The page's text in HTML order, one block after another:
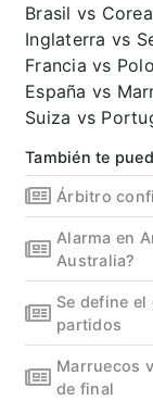
Brasil vs
Inglaterra vs
Francia vs
España vs
Suiza vs
También te
Árbitro
Alarma en
Australia?
Se define
partidos
Marruecos
de final